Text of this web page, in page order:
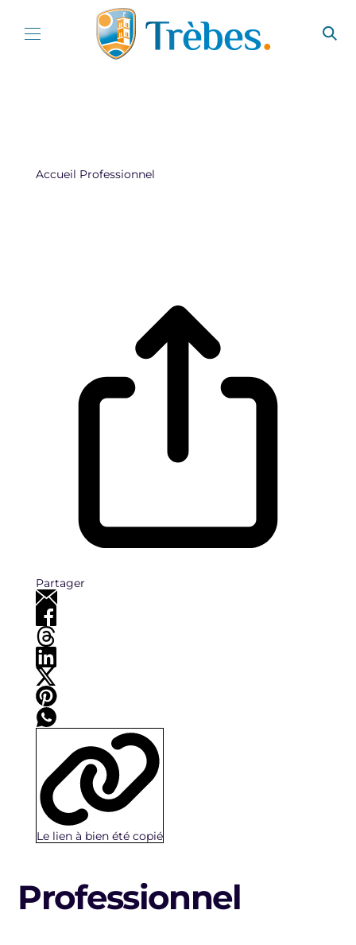
Accueil Professionnel
Partager
Le lien à bien été copié
Professionnel